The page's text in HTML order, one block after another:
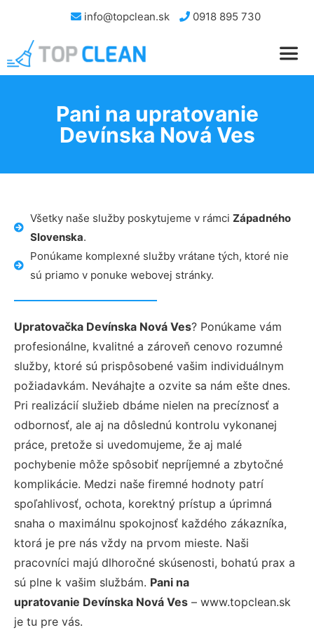
info@topclean.sk 0918 895 730
Pani na upratovanie
Devínska Nová Ves
Všetky naše služby poskytujeme v rámci Západného
Slovenska.
Ponúkame komplexné služby vrátane tých, ktoré nie
sú priamo v ponuke webovej stránky.
Upratovačka Devínska Nová Ves? Ponúkame vám
profesionálne, kvalitné a zároveň cenovo rozumné
služby, ktoré sú prispôsobené vašim individuálnym
požiadavkám. Neváhajte a ozvite sa nám ešte dnes.
Pri realizácií služieb dbáme nielen na precíznosť a
odbornosť, ale aj na dôslednú kontrolu vykonanej
práce, pretože si uvedomujeme, že aj malé
pochybenie môže spôsobiť nepríjemné a zbytočné
komplikácie. Medzi naše firemné hodnoty patrí
spoľahlivosť, ochota, korektný prístup a úprimná
snaha o maximálnu spokojnosť každého zákazníka,
ktorá je pre nás vždy na prvom mieste. Naši
pracovníci majú dlhoročné skúsenosti, bohatú prax a
sú plne k vašim službám. Pani na
upratovanie Devínska Nová Ves – www.topclean.sk
je tu pre vás.